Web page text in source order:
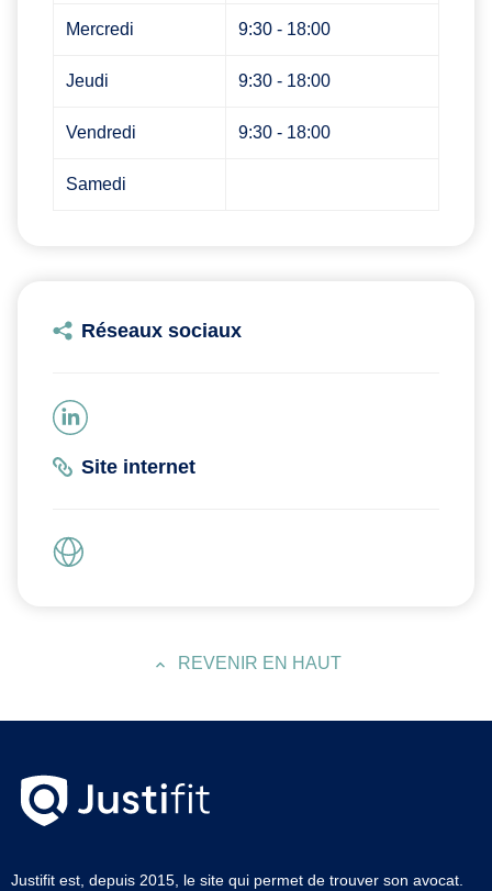
Mercredi 9:30 - 18:00
Jeudi 9:30 - 18:00
Vendredi 9:30 - 18:00
Samedi
Réseaux sociaux
Site internet
REVENIR EN HAUT
Justifit est, depuis 2015, le site qui permet de trouver son avocat.